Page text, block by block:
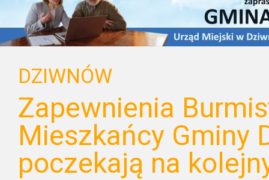
DZIWNÓW
Zapewnienia
Mieszkańcy Gminy
poczekają na